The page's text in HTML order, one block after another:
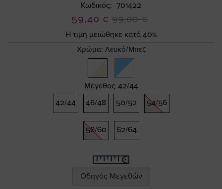
Κωδικός 701422
Ειδική
Τιμή
59,40 € 99,00 €
Η τιμή μειώθηκε κατά 40%
Χρώμα: Λευκό/Μπεζ
Μέγεθος 42/44
42/44
46/48 50/52 54/56
58/60 62/64
Οδηγός Μεγεθών